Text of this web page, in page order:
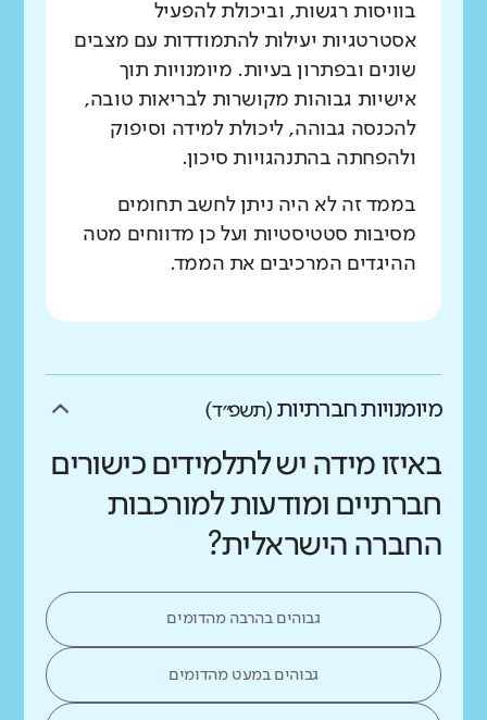
בוויסות רגשות, וביכולת להפעיל
אסטרטגיות יעילות להתמודדות עם מצבים
שונים ובפתרון בעיות. מיומנויות תוך
אישיות גבוהות מקושרות לבריאות טובה,
להכנסה גבוהה, ליכולת למידה וסיפוק
ולהפחתה בהתנהגויות סיכון.
בממד זה לא היה ניתן לחשב תחומים
מסיבות סטטיסטיות ועל כן מדווחים מטה
ההיגדים המרכיבים את הממד.
מיומנויות חברתיות (תשפ״ד)
באיזו מידה יש לתלמידים כישורים
חברתיים ומודעות למורכבות
החברה הישראלית?
גבוהים בהרבה מהדומים
גבוהים במעט מהדומים